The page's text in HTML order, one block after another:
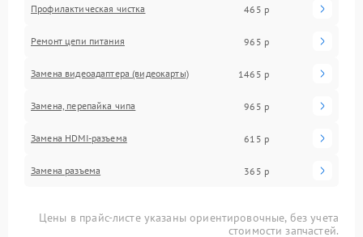
Профилактическая чистка 465 р
Ремонт цепи питания 965 р
Замена видеоадаптера (видеокарты) 1465 р
Замена, перепайка чипа 965 р
Замена HDMI-разъема 615 р
Замена разъема 365 р
Цены в прайс-листе указаны ориентировочные, без учета
стоимости запчастей.